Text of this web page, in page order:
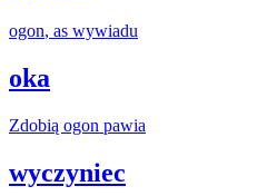
ogon, as wywiadu
oka
Zdobią ogon pawia
wyczyniec